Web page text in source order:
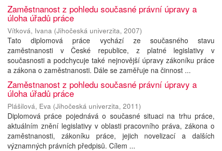
Zaměstnanost z pohledu současné právní úpravy a
úloha úřadů práce
Vítková, Ivana (Jihočeská univerzita, 2007)
Tato diplomová práce vychází ze současného stavu
zaměstnanosti v České republice, z platné legislativy v
současnosti a podchycuje také nejnovější úpravy zákoníku práce
a zákona o zaměstnanosti. Dále se zaměřuje na činnost ...
Zaměstnanost z pohledu současné právní úpravy a
úloha úřadů práce
Plášilová, Eva (Jihočeská univerzita, 2011)
Diplomová práce pojednává o současné situaci na trhu práce,
aktuálním znění legislativy v oblasti pracovního práva, zákona o
zaměstnanosti, zákoníku práce, jejich novelizací a dalších
významných právních předpisů. Cílem ...